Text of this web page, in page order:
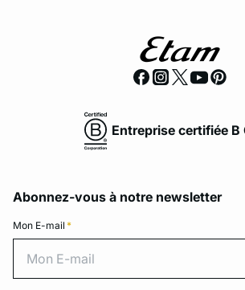
Entreprise certifiée B
Abonnez-vous à notre newsletter
Mon E-mail *